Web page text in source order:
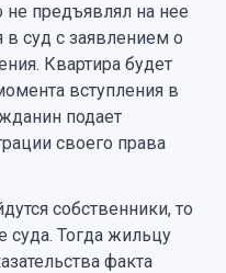
не предъявлял на нее
в суд с заявлением о
Квартира будет
вступления в
подает
своего права
собственники, то
суда. Тогда жильцу
факта